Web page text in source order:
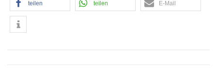
teilen teilen E-Mail